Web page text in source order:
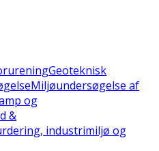
Geoteknisk
Miljøundersøgelse af
og
&
industrimiljø og